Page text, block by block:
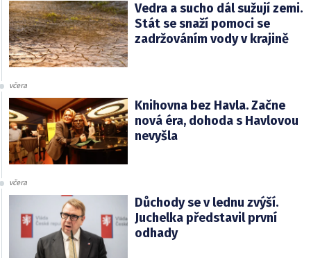
Vedra a sucho dál sužují zemi.
Stát se snaží pomoci se
zadržováním vody v krajině
včera
Knihovna bez Havla. Začne
nová éra, dohoda s Havlovou
nevyšla
včera
Důchody se v lednu zvýší.
Juchelka představil první
odhady